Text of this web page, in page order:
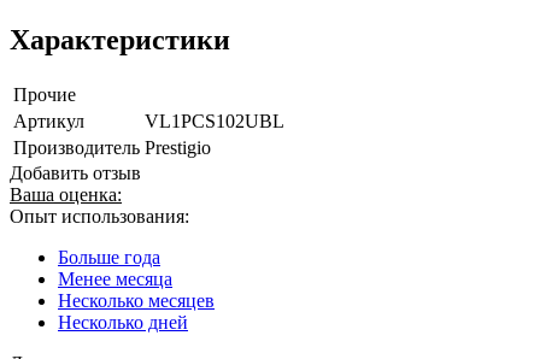
Характеристики
Прочие
Артикул
VL1PCS102UBL
Производитель Prestigio
Добавить отзыв
Ваша оценка:
Опыт использования:
Больше года
Менее месяца
Несколько месяцев
Несколько дней